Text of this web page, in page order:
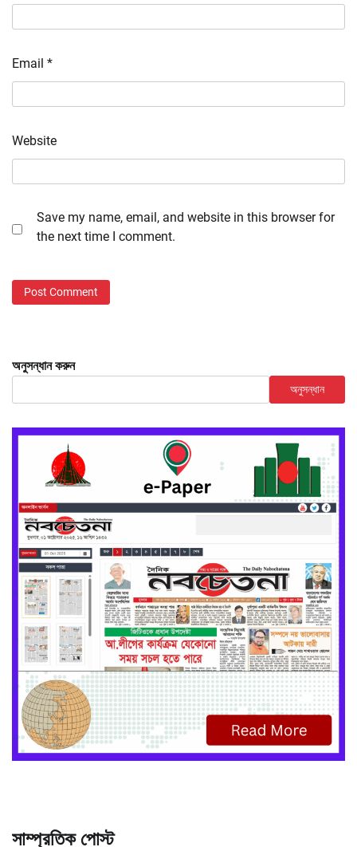
Email *
Website
Save my name, email, and website in this browser for
the next time I comment.
অনুসন্ধান করুন
অনুসন্ধান
সাম্প্রতিক পোস্ট